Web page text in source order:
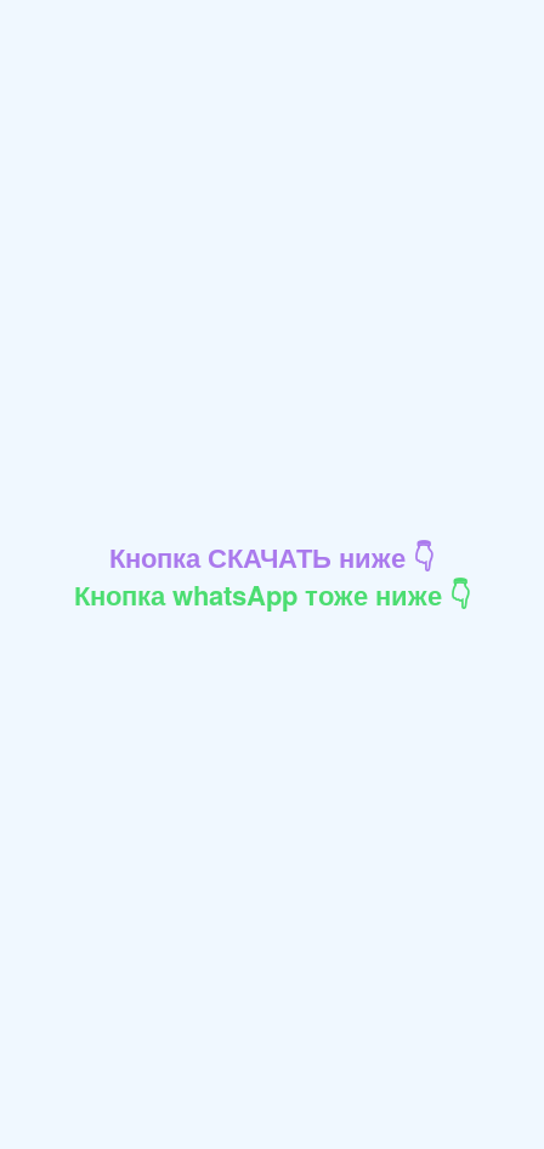
Кнопка СКАЧАТЬ ниже 👇
Кнопка whatsApp тоже ниже 👇